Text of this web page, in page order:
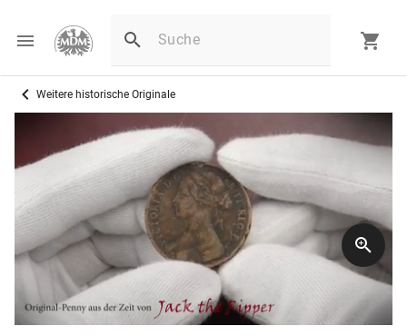
Weitere historische Originale